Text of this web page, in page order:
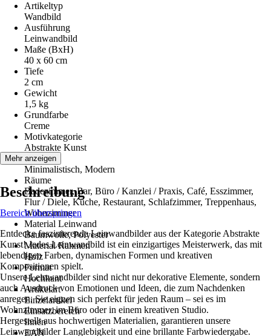
Artikeltyp
Wandbild
Ausführung
Leinwandbild
Maße (BxH)
40 x 60 cm
Tiefe
2 cm
Gewicht
1,5 kg
Grundfarbe
Creme
Motivkategorie
Abstrakte Kunst
Stilwelt
Minimalistisch, Modern
Räume
Badezimmer, Bar, Büro / Kanzlei / Praxis, Café, Esszimmer,
Flur / Diele, Küche, Restaurant, Schlafzimmer, Treppenhaus,
Wohnzimmer
Material Leinwand
Baumwolle, Polyester
Material Rahmen
Holz
Format
Hochkant
Artikelart
Einzelartikel
Einsatzbereich
Innen
EAN
Mehr anzeigen
Beschreibung
Bereich überspringen
Entdecke faszinierende Leinwandbilder aus der Kategorie Abstrakte
Kunst! Jedes Leinwandbild ist ein einzigartiges Meisterwerk, das mit
lebendigen Farben, dynamischen Formen und kreativen
Kompositionen spielt.
Unsere Leinwandbilder sind nicht nur dekorative Elemente, sondern
auch Ausdruck von Emotionen und Ideen, die zum Nachdenken
anregen. Sie eignen sich perfekt für jeden Raum – sei es im
Wohnzimmer, im Büro oder in einem kreativen Studio.
Hergestellt aus hochwertigen Materialien, garantieren unsere
Leinwandbilder Langlebigkeit und eine brillante Farbwiedergabe.